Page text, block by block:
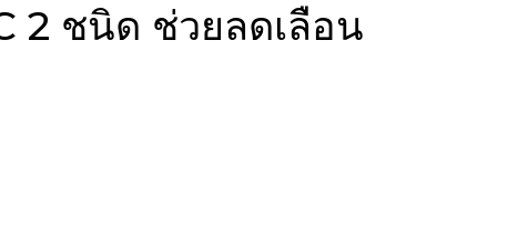
2 ชนิด ช่วยลดเลือน